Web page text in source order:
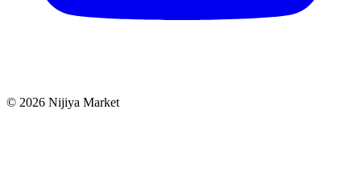
© 2026 Nijiya Market